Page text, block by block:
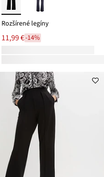
Rozšírené legíny
11,99 €-14%